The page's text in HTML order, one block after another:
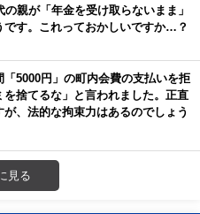
の親が「年金を受け取らないまま」
です。これっておかしいですか…？
「5000円」の町内会費の支払いを拒
を捨てるな」と言われました。正直
、法的な拘束力はあるのでしょう
見る